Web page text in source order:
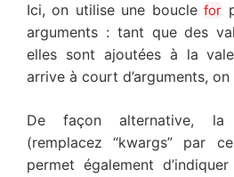
Ici, on utilise une bouclefor
arguments : tant que des
elles sont ajoutées à la
arrive à court d’arguments, on
De façon alternative,
(remplacez “kwargs” par
permet également